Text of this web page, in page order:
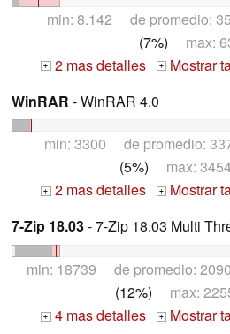
min: 8.142 de promedio:
(7%) max:
+ 2 mas detalles +
Mostrar
WinRAR - WinRAR 4.0
min: 3300 de promedio:
(5%) max:
+ 2 mas detalles +
Mostrar
7-Zip 18.03- 7-Zip 18.03 Multi
min: 18739 de promedio:
(12%) max:
+ 4 mas detalles +
Mostrar